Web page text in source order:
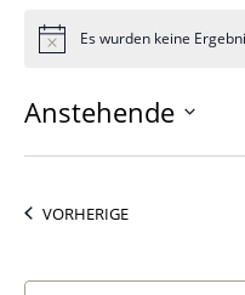
HinweisEs wurden keine
Anstehende
Datum
VORHERIGE